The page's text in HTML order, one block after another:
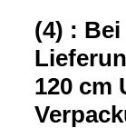
(4) :
120 cm